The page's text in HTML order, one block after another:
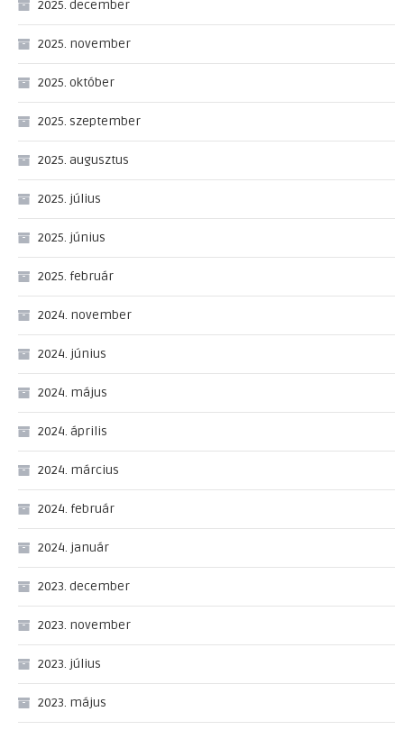
2025. december
2025. november
2025. október
2025. szeptember
2025. augusztus
2025. július
2025. június
2025. február
2024. november
2024. június
2024. május
2024. április
2024. március
2024. február
2024. január
2023. december
2023. november
2023. július
2023. május